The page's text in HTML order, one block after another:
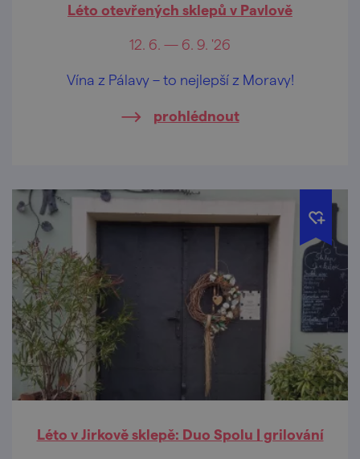
Léto otevřených sklepů v Pavlově
12. 6. — 6. 9. '26
Vína z Pálavy – to nejlepší z Moravy!
prohlédnout
Léto v Jirkově sklepě: Duo Spolu | grilování